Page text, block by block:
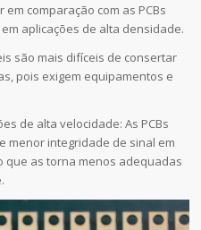
comparação com as PCBs
aplicações de alta densidade.
são mais difíceis de consertar
pois exigem equipamentos e
de alta velocidade: As PCBs
menor integridade de sinal em
que as torna menos adequadas